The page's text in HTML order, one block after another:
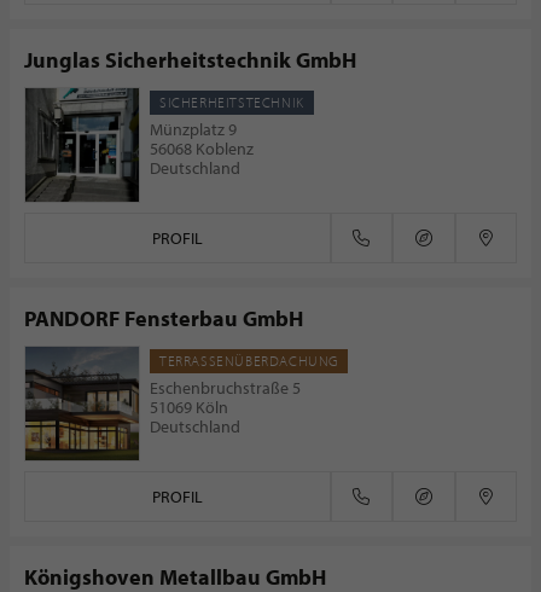
Junglas Sicherheitstechnik GmbH
SICHERHEITSTECHNIK
Münzplatz 9
56068 Koblenz
Deutschland
PROFIL
PANDORF Fensterbau GmbH
TERRASSENÜBERDACHUNG
Eschenbruchstraße 5
51069 Köln
Deutschland
PROFIL
Königshoven Metallbau GmbH